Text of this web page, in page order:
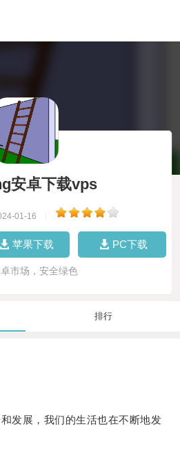
安卓下载vps
01-16
苹果下载 PC下载
市场，安全绿色
排行
展，我们的生活也在不断地发